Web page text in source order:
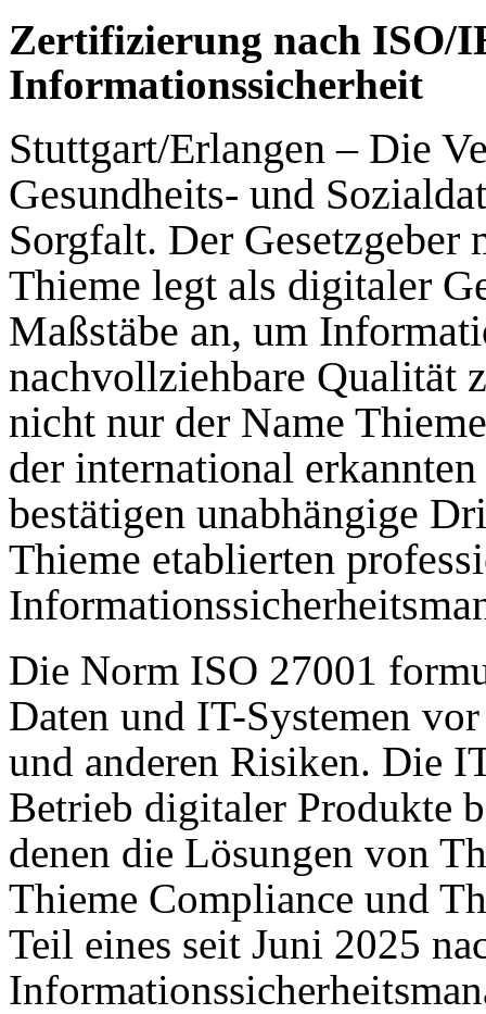
Zertifizierung nach ISO/
Informationssicherheit
Stuttgart/Erlangen – Die
Gesundheits- und
Sorgfalt. Der Gesetzgeber
Thieme legt als digitaler
Maßstäbe an, um
nachvollziehbare Qualität
nicht nur der Name
der international
bestätigen unabhängige
Thieme etablierten
Die Norm ISO 27001
Daten und IT-Systemen
und anderen Risiken. Die
Betrieb digitaler Produkte
denen die Lösungen von
Thieme Compliance und
Teil eines seit Juni 2025